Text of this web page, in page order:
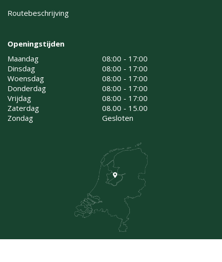
Routebeschrijving
Openingstijden
Maandag
08:00 - 17:00
Dinsdag
08:00 - 17:00
Woensdag
08:00 - 17:00
Donderdag
08:00 - 17:00
Vrijdag
08:00 - 17:00
Zaterdag
08.00 - 15.00
Zondag
Gesloten